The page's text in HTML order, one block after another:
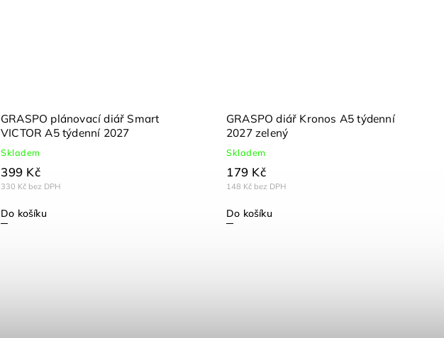
GRASPO plánovací diář Smart
VICTOR A5 týdenní 2027
Skladem
330 Kč bez DPH
399 Kč
Do košíku
GRASPO diář Kronos A5 týdenní
2027 zelený
Skladem
148 Kč bez DPH
179 Kč
Do košíku